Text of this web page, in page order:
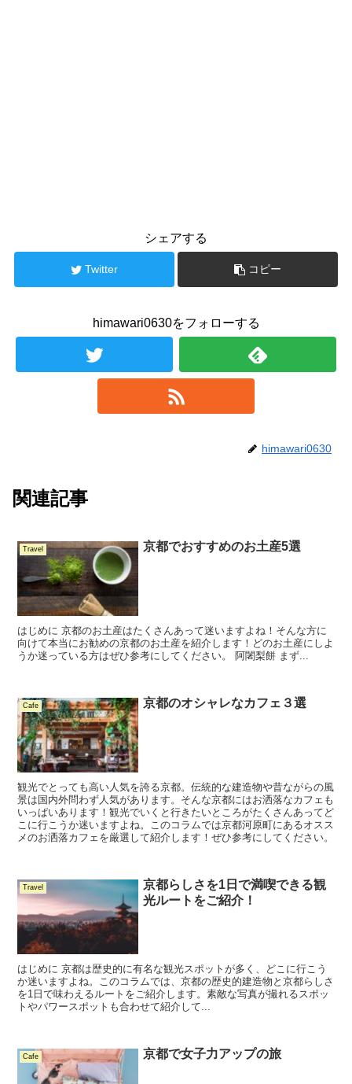
シェアする
Twitter コピー
himawari0630をフォローする
himawari0630
関連記事
Travel 京都でおすすめのお土産5選
はじめに 京都のお土産はたくさんあって迷いますよね！そんな方に
向けて本当にお勧めの京都のお土産を紹介します！どのお土産にしよ
うか迷っている方はぜひ参考にしてください。 阿闍梨餅 まず...
Cafe 京都のオシャレなカフェ３選
観光でとっても高い人気を誇る京都。伝統的な建造物や昔ながらの風
景は国内外問わず人気があります。そんな京都にはお洒落なカフェも
いっぱいあります！観光でいくと行きたいところがたくさんあってど
こに行こうか迷いますよね。このコラムでは京都河原町にあるオスス
メのお洒落カフェを厳選して紹介します！ぜひ参考にしてください。
Travel
京都らしさを1日で満喫できる観
光ルートをご紹介！
はじめに 京都は歴史的に有名な観光スポットが多く、どこに行こう
か迷いますよね。このコラムでは、京都の歴史的建造物と京都らしさ
を1日で味わえるルートをご紹介します。素敵な写真が撮れるスポッ
トやパワースポットも合わせて紹介して...
Cafe 京都で女子力アップの旅